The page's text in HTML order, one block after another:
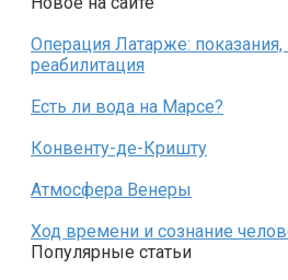
Операция Латарже: показания,
реабилитация
Есть ли вода на Марсе?
Конвенту-де-Кришту
Атмосфера Венеры
Ход времени и сознание
Популярные статьи